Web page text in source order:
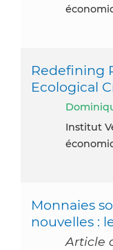
Redefining
Ecological
Institut
Monnaies
nouvelles :
Article